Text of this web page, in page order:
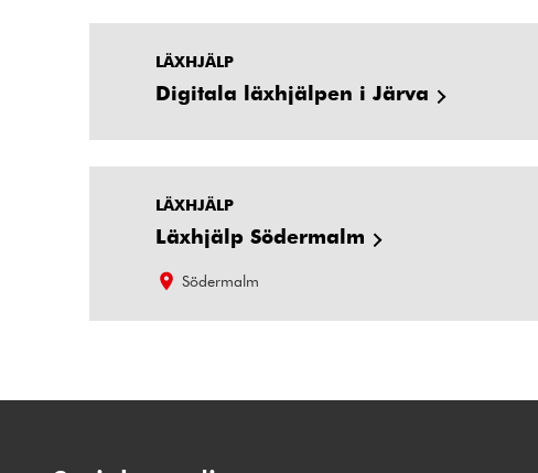
LÄXHJÄLP
Digitala läxhjälpen i Järva
LÄXHJÄLP
Läxhjälp Södermalm
Södermalm